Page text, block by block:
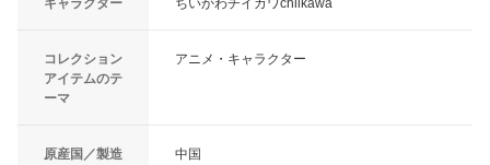
キャラクター ちいかわチイカワchiikawa
コレクション
アイテムのテ
ーマ
アニメ・キャラクター
原産国／製造
中国